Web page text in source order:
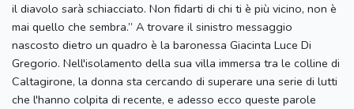
il diavolo sarà schiacciato. Non fidarti di chi ti è più vicino, non è
mai quello che sembra.” A trovare il sinistro messaggio
nascosto dietro un quadro è la baronessa Giacinta Luce Di
Gregorio. Nell'isolamento della sua villa immersa tra le colline di
Caltagirone, la donna sta cercando di superare una serie di lutti
che l'hanno colpita di recente, e adesso ecco queste parole